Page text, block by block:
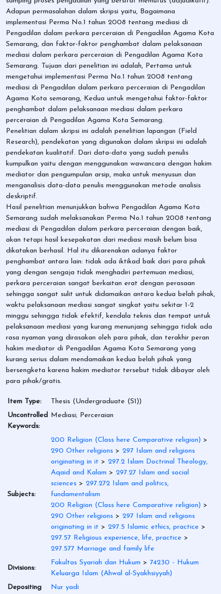
Adapun permasalahan dalam skripsi yaitu, Bagaimana
implementasi Perma No.1 tahun 2008 tentang mediasi di
Pengadilan dalam perkara perceraian di Pengadilan Agama Kota
Semarang, dan faktor-faktor penghambat dalam pelaksanaan
mediasi dalam perkara perceraian di Pengadilan Agama Kota
Semarang. Tujuan dari penelitian ini adalah, Pertama untuk
mengetahui implementasi Perma No.1 tahun 2008 tentang
mediasi di Pengadilan dalam perkara perceraian di Pengadilan
Agama Kota semarang, Kedua untuk mengetahui faktor-faktor
penghambat dalam pelaksanaan mediasi dalam perkara
perceraian di Pengadilan Agama Kota Semarang.
Penelitian dalam skripsi ini adalah penelitian lapangan (Field
Research), pendekatan yang digunakan dalam skripsi ini adalah
pendekatan kualitatif. Dari data-data yang sudah penulis
kumpulkan yaitu dengan menggunakan wawancara dengan hakim
mediator dan pengumpulan arsip, maka untuk menyusun dan
menganalisis data-data penulis menggunakan metode analisis
deskriptif.
Hasil penelitian menunjukkan bahwa Pengadilan Agama Kota
Semarang sudah melaksanakan Perma No.1 tahun 2008 tentang
mediasi di Pengadilan dalam perkara perceraian dengan baik,
akan tetapi hasil kesepakatan dari mediasi masih belum bisa
dikatakan berhasil. Hal itu dikarenakan adanya faktor
penghambat antara lain: tidak ada iktikad baik dari para pihak
yang dengan sengaja tidak menghadiri pertemuan mediasi,
perkara perceraian sangat berkaitan erat dengan perasaan
sehingga sangat sulit untuk didamaikan antara kedua belah pihak,
waktu pelaksanaan mediasi sangat singkat yaitu sekitar 1-2
minggu sehingga tidak efektif, kendala teknis dan tempat untuk
pelaksanaan mediasi yang kurang menunjang sehingga tidak ada
rasa nyaman yang dirasakan oleh para pihak, dan terakhir peran
hakim mediator di Pengadilan Agama Kota Semarang yang
kurang serius dalam mendamaikan kedua belah pihak yang
bersengketa karena hakim mediator tersebut tidak dibayar oleh
para pihak/gratis.
Item Type:
Thesis (Undergraduate (S1))
Uncontrolled
Keywords:
Mediasi; Perceraian
Subjects:
200 Religion (Class here Comparative religion) >
290 Other religions > 297 Islam and religions
originating in it > 297.2 Islam Doctrinal Theology,
Aqaid and Kalam > 297.27 Islam and social
sciences > 297.272 Islam and politics,
fundamentalism
200 Religion (Class here Comparative religion) >
290 Other religions > 297 Islam and religions
originating in it > 297.5 Islamic ethics, practice >
297.57 Religious experience, life, practice >
297.577 Marriage and family life
Divisions:
Fakultas Syariah dan Hukum > 74230 - Hukum
Keluarga Islam (Ahwal al-Syakhsiyyah)
Depositing
Nur yadi